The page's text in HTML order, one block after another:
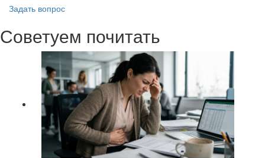
Задать вопрос
Советуем почитать